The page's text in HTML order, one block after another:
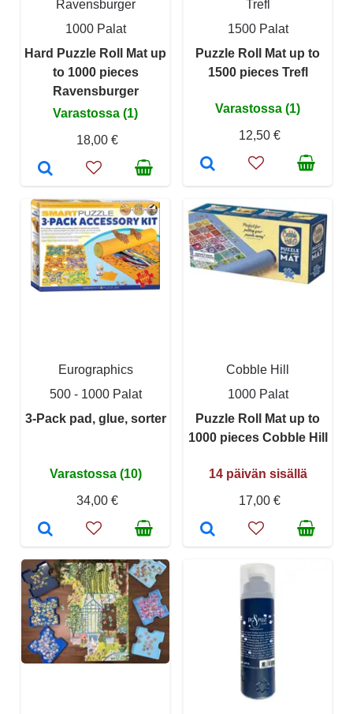
Ravensburger
1000 Palat
Hard Puzzle Roll Mat up
to 1000 pieces
Ravensburger
Varastossa (1)
18,00 €
Trefl
1500 Palat
Puzzle Roll Mat up to
1500 pieces Trefl
Varastossa (1)
12,50 €
Eurographics
500 - 1000 Palat
3-Pack pad, glue, sorter
Varastossa (10)
34,00 €
Cobble Hill
1000 Palat
Puzzle Roll Mat up to
1000 pieces Cobble Hill
14 päivän sisällä
17,00 €